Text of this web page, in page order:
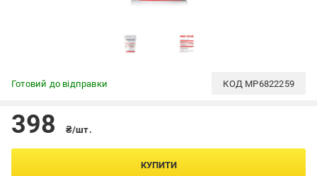
Готовий до відправки КОД MP6822259
398 ₴/шт.
КУПИТИ